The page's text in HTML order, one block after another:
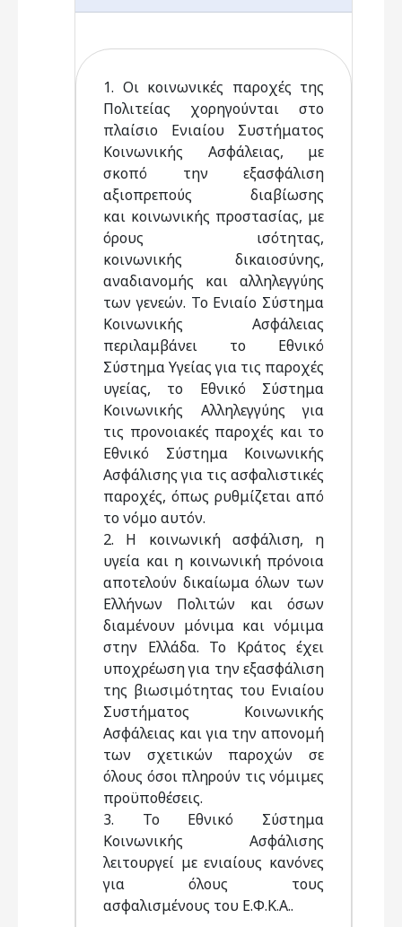
1. Οι κοινωνικές παροχές της
Πολιτείας χορηγούνται στο
πλαίσιο Ενιαίου Συστήματος
Κοινωνικής Ασφάλειας, με
σκοπό την εξασφάλιση
αξιοπρεπούς διαβίωσης
και κοινωνικής προστασίας, με
όρους ισότητας,
κοινωνικής δικαιοσύνης,
αναδιανομής και αλληλεγγύης
των γενεών. Το Ενιαίο Σύστημα
Κοινωνικής Ασφάλειας
περιλαμβάνει το Εθνικό
Σύστημα Υγείας για τις παροχές
υγείας, το Εθνικό Σύστημα
Κοινωνικής Αλληλεγγύης για
τις προνοιακές παροχές και το
Εθνικό Σύστημα Κοινωνικής
Ασφάλισης για τις ασφαλιστικές
παροχές, όπως ρυθμίζεται από
το νόμο αυτόν.
2. Η κοινωνική ασφάλιση, η
υγεία και η κοινωνική πρόνοια
αποτελούν δικαίωμα όλων των
Ελλήνων Πολιτών και όσων
διαμένουν μόνιμα και νόμιμα
στην Ελλάδα. Το Κράτος έχει
υποχρέωση για την εξασφάλιση
της βιωσιμότητας του Ενιαίου
Συστήματος Κοινωνικής
Ασφάλειας και για την απονομή
των σχετικών παροχών σε
όλους όσοι πληρούν τις νόμιμες
προϋποθέσεις.
3. Το Εθνικό Σύστημα
Κοινωνικής Ασφάλισης
λειτουργεί με ενιαίους κανόνες
για όλους τους
ασφαλισμένους του Ε.Φ.Κ.Α..